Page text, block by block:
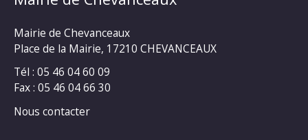
Mairie de Chevanceaux
Place de la Mairie, 17210 CHEVANCEAUX
Tél : 05 46 04 60 09
Fax : 05 46 04 66 30
Nous contacter